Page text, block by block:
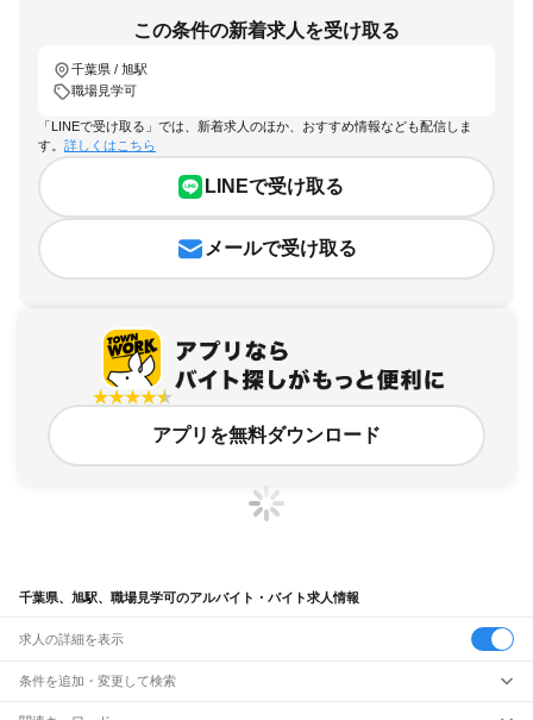
この条件の新着求人を受け取る
千葉県 / 旭駅
職場見学可
「LINEで受け取る」では、新着求人のほか、おすすめ情報なども配信しま
す。 詳しくはこちら
LINEで受け取る
メールで受け取る
アプリを無料ダウンロード
千葉県、旭駅、職場見学可のアルバイト・バイト求人情報
求人の詳細を表示
条件を追加・変更して検索